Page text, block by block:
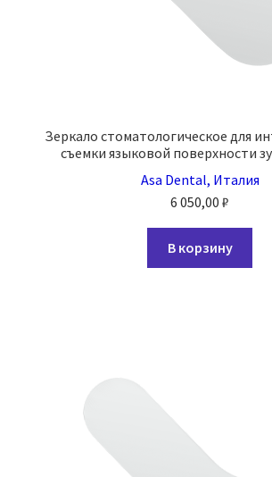
Зеркало стоматологическое для
съемки языковой поверхности
Asa Dental, Италия
6 050,00 ₽
В корзину